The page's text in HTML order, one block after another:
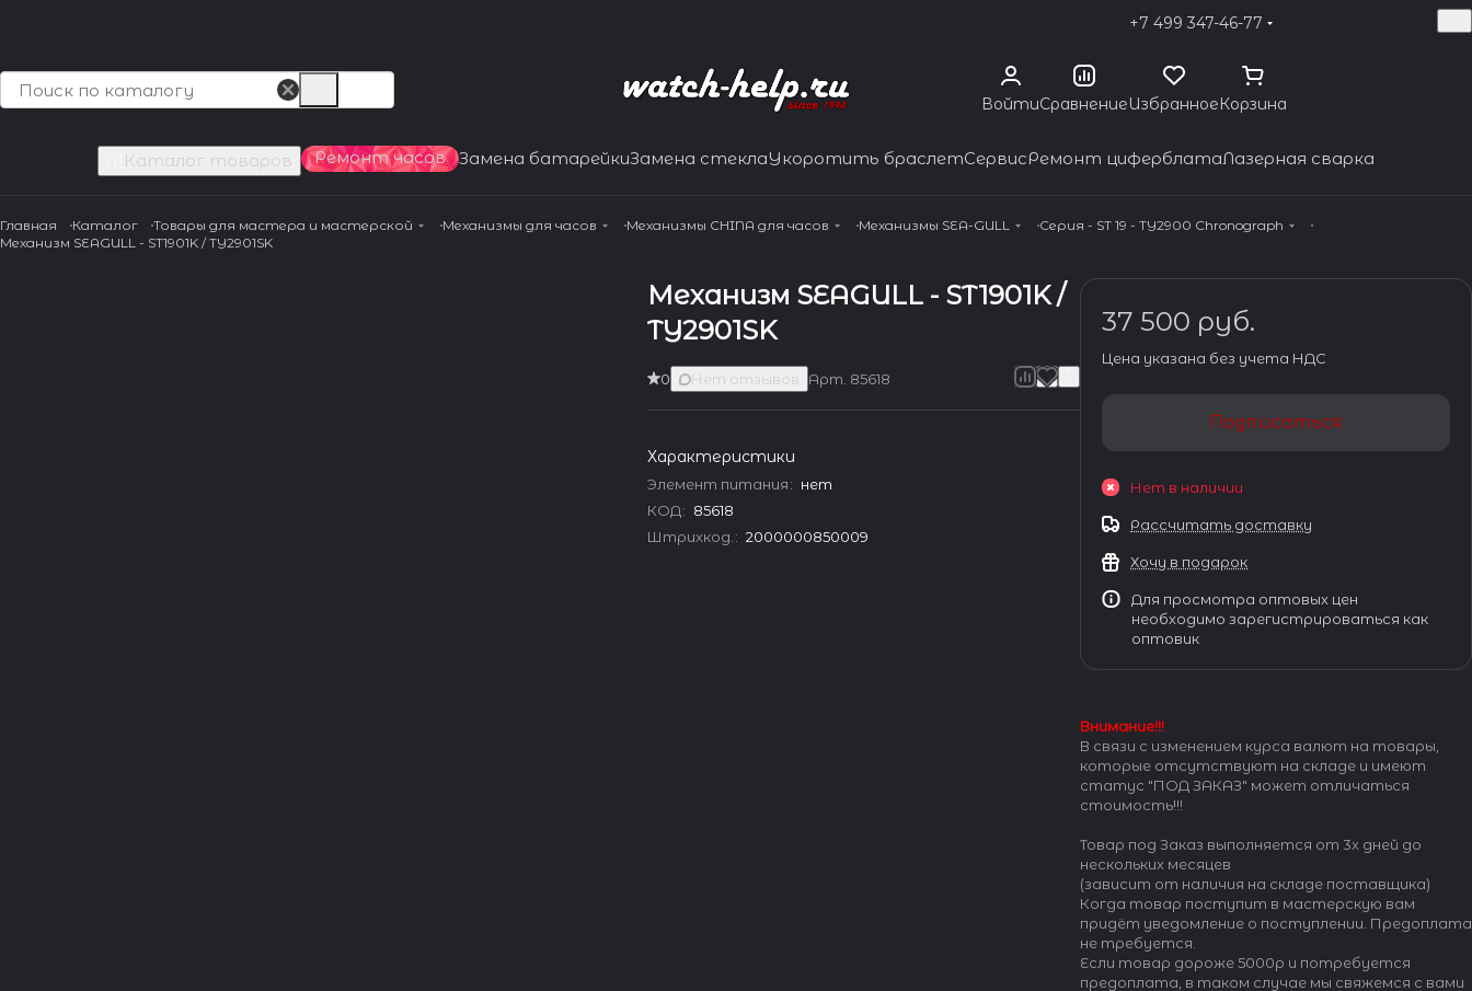
+7 499 347-46-77
ВойтиСравнениеИзбранноеКорзина
Каталог товаров Ремонт часов Замена батарейкиЗамена стеклаУкоротить браслетСервисРемонт циферблатаЛазерная сварка
Главная Каталог Товары для мастера и мастерской Механизмы для часов Механизмы CHINA для часов Механизмы SEA-GULL
Серия - ST 19 - TY2900 Chronograph
Механизм SEAGULL - ST1901K / TY2901SK
Механизм SEAGULL - ST1901K /
TY2901SK
0 Нет отзывов Арт. 85618
Характеристики
Элемент питания: нет
КОД: 85618
Штрихкод. : 2000000850009
37 500 руб.
Цена указана без учета НДС
Подписаться
Нет в наличии
Рассчитать доставку
Хочу в подарок
Для просмотра оптовых цен
необходимо зарегистрироваться как
оптовик
Внимание!!!
В связи с изменением курса валют на товары,
которые отсутствуют на складе и имеют
статус "ПОД ЗАКАЗ" может отличаться
стоимость!!!
Товар под Заказ выполняется от 3х дней до
нескольких месяцев
(зависит от наличия на складе поставщика)
Когда товар поступит в мастерскую вам
придёт уведомление о поступлении. Предоплата
не требуется.
Если товар дороже 5000р и потребуется
предоплата, в таком случае мы свяжемся с вами